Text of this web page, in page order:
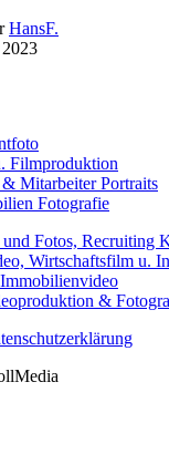
HansF.
Filmproduktion
Mitarbeiter Portraits
Fotografie
Fotos, Recruiting
Wirtschaftsfilm u.
&